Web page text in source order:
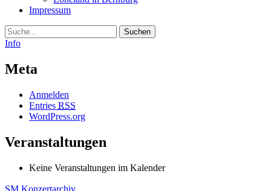
Impressum
Suche
Info
Meta
Anmelden
Entries RSS
WordPress.org
Veranstaltungen
Keine Veranstaltungen im Kalender
SM Konzertarchiv